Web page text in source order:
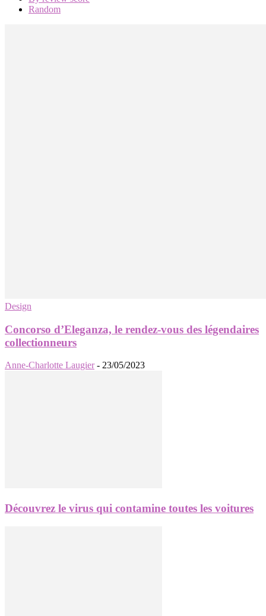
Random
Design
Concorso d’Eleganza, le rendez-vous des légendaires
collectionneurs
Anne-Charlotte Laugier - 23/05/2023
Découvrez le virus qui contamine toutes les voitures